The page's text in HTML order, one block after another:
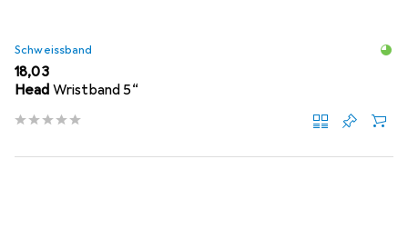
Schweissband
EUR
18,03
Head Wristband 5“